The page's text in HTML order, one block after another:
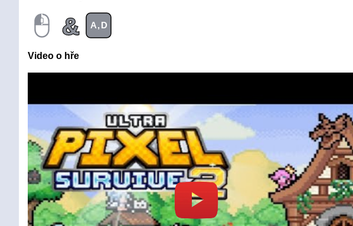
& A,D
Video o hře